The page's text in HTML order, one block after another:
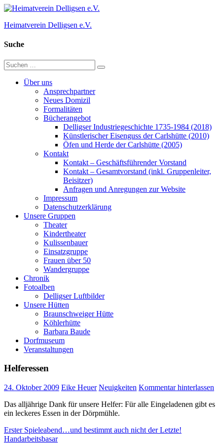
Zum
springen
Heimatverein Delligsen e.V.
Suche
Suchen
nach:
Suchen
Über uns
Ansprechpartner
Neues Domizil
Formalitäten
Bücherangebot
Delligser Industriegeschichte 1735-1984 (2018)
Künstlerischer Eisenguss der Carlshütte (2010)
Öfen und Herde der Carlshütte (2005)
Kontakt
Kontakt – Geschäftsführender Vorstand
Kontakt – Gesamtvorstand (inkl. Gruppenleiter,
Beisitzer)
Anfragen und Anregungen zur Website
Impressum
Datenschutzerklärung
Unsere Gruppen
Theater
Kindertheater
Kulissenbauer
Einsatzgruppe
Frauen über 50
Wandergruppe
Chronik
Fotoalben
Delligser Luftbilder
Unsere Hütten
Braunschweiger Hütte
Köhlerhütte
Barbara Baude
Dorfmuseum
Veranstaltungen
Helferessen
24. Oktober 2009 Eike Heuer Neuigkeiten Kommentar hinterlassen
Das alljährige Dank für unsere Helfer: Für alle Eingeladenen gibt es
ein leckeres Essen in der Dörpmühle.
Beitragsnavigation
Vorheriger
Beitrag:
Erster Spieleabend…und bestimmt auch nicht der Letzte!
Nächster
Handarbeitsbasar